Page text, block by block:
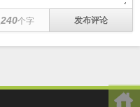
240个字